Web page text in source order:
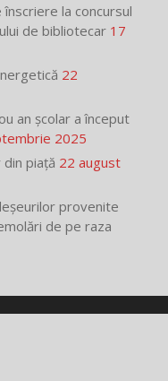
la concursul
de bibliotecar 17
22
an școlar a început
2025
piață 22 august
provenite
de pe raza